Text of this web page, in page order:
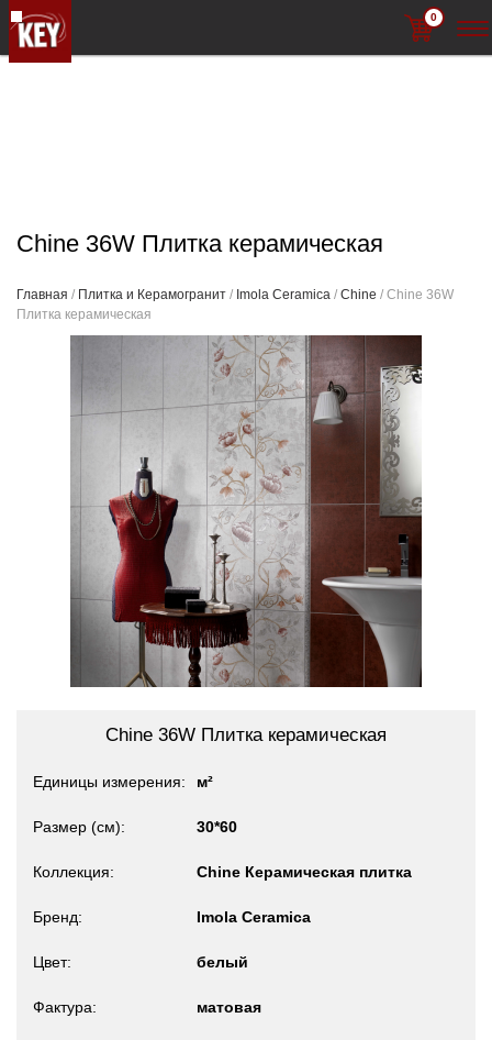
0
Chine 36W Плитка керамическая
Главная / Плитка и Керамогранит / Imola Ceramica / Chine / Chine 36W
Плитка керамическая
Chine 36W Плитка керамическая
Единицы измерения м²
Размер (см) 30*60
Коллекция Chine Керамическая плитка
Бренд Imola Ceramica
Цвет белый
Фактура матовая